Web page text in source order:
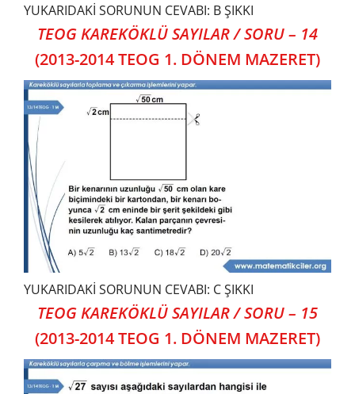
YUKARIDAKİ SORUNUN CEVABI: B ŞIKKI
TEOG KAREKÖKLÜ SAYILAR / SORU – 14
(2013-2014 TEOG 1. DÖNEM MAZERET)
YUKARIDAKİ SORUNUN CEVABI: C ŞIKKI
TEOG KAREKÖKLÜ SAYILAR / SORU – 15
(2013-2014 TEOG 1. DÖNEM MAZERET)